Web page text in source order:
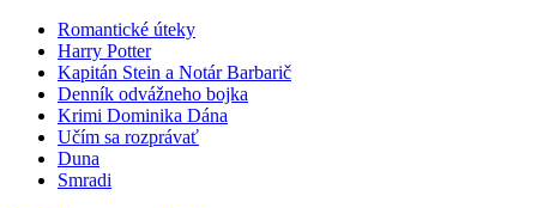
Romantické úteky
Harry Potter
Kapitán Stein a Notár Barbarič
Denník odvážneho bojka
Krimi Dominika Dána
Učím sa rozprávať
Duna
Smradi